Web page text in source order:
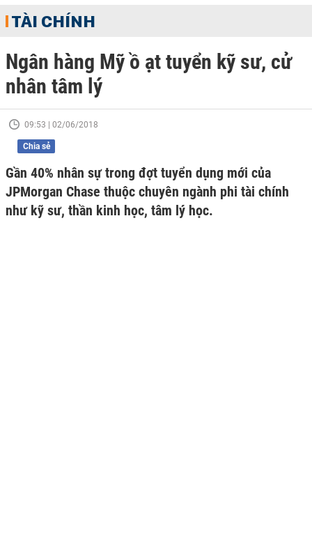
TÀI CHÍNH
Ngân hàng Mỹ ồ ạt tuyển kỹ sư, cử
nhân tâm lý
09:53 | 02/06/2018
Chia sẻ
Gần 40% nhân sự trong đợt tuyển dụng mới của
JPMorgan Chase thuộc chuyên ngành phi tài chính
như kỹ sư, thần kinh học, tâm lý học.